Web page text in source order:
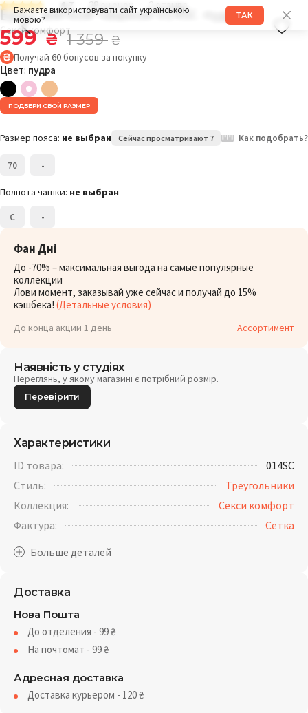
Бажаєте використовувати сайт українською
мовою?
ТАК
4.7 28 оценок 2 отзыва
Бра с мягкой чашкой 014SC пудра
Секси комфорт
599₴ 1 359₴
Получай 60бонусов за покупку
Цвет: пудра
ПОДБЕРИ СВОЙ РАЗМЕР
Размер пояса: не выбран Сейчас просматривают 7 Как подобрать?
70 -
Полнота чашки: не выбран
C -
Фан Дні
До -70% – максимальная выгода на самые популярные
коллекции
Лови момент, заказывай уже сейчас и получай до 15%
кэшбека! (Детальные условия)
До конца акции 1 день Ассортимент
Наявність у студіях
Переглянь, у якому магазині є потрібний розмір.
Перевірити
Характеристики
ID товара:
014SC
Стиль:
Треугольники
Коллекция:
Секси комфорт
Фактура:
Cетка
Доставка
Нова Пошта
До отделения - 99₴
На почтомат - 99₴
Адресная доставка
Доставка курьером - 120₴